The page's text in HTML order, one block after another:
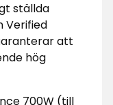
ställda
Verified
att
hög
700W (till